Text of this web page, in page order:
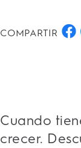
COMPARTIR
Cuando
crecer.